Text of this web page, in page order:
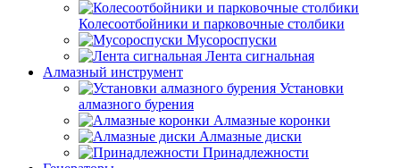
Колесоотбойники и парковочные столбики
Мусороспуски
Лента сигнальная
Алмазный инструмент
Установки
алмазного бурения
Алмазные коронки
Алмазные диски
Принадлежности